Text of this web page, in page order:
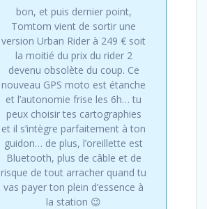
bon, et puis dernier point,
Tomtom vient de sortir une
version Urban Rider à 249 € soit
la moitié du prix du rider 2
devenu obsolète du coup. Ce
nouveau GPS moto est étanche
et l’autonomie frise les 6h… tu
peux choisir tes cartographies
et il s’intègre parfaitement à ton
guidon… de plus, l’oreillette est
Bluetooth, plus de câble et de
risque de tout arracher quand tu
vas payer ton plein d’essence à
la station 😉